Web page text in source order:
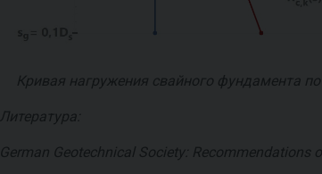
Кривая нагружения свайного фундамента
Литература:
German Geotechnical Society: Recommendations